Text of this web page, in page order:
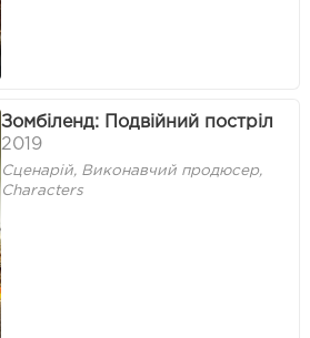
Зомбіленд: Подвійний постріл
2019
Сценарій, Виконавчий продюсер,
Characters